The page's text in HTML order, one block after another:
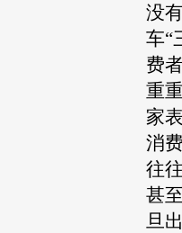
没
车“
费
重
家
消
往
甚
旦